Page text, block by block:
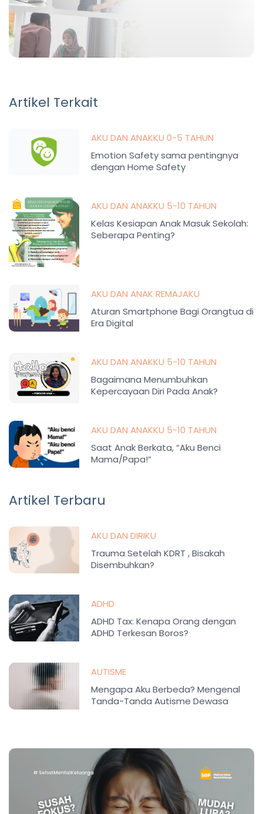
Artikel Terkait
AKU DAN ANAKKU 0-5 TAHUN
Emotion Safety sama pentingnya
dengan Home Safety
AKU DAN ANAKKU 5-10 TAHUN
Kelas Kesiapan Anak Masuk Sekolah:
Seberapa Penting?
AKU DAN ANAK REMAJAKU
Aturan Smartphone Bagi Orangtua di
Era Digital
AKU DAN ANAKKU 5-10 TAHUN
Bagaimana Menumbuhkan
Kepercayaan Diri Pada Anak?
AKU DAN ANAKKU 5-10 TAHUN
Saat Anak Berkata, “Aku Benci
Mama/Papa!”
Artikel Terbaru
AKU DAN DIRIKU
Trauma Setelah KDRT , Bisakah
Disembuhkan?
ADHD
ADHD Tax: Kenapa Orang dengan
ADHD Terkesan Boros?
AUTISME
Mengapa Aku Berbeda? Mengenal
Tanda-Tanda Autisme Dewasa